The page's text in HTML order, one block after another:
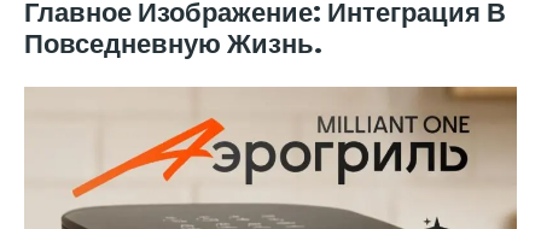
Главное Изображение: Интеграция В
Повседневную Жизнь.